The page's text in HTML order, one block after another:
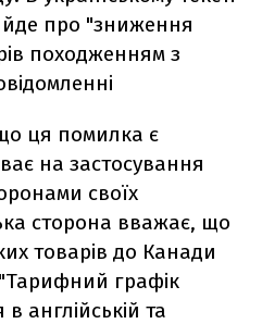
про "зниження
походженням з
ця помилка є
на застосування
своїх
сторона вважає, що
товарів до Канади
графік
англійській та